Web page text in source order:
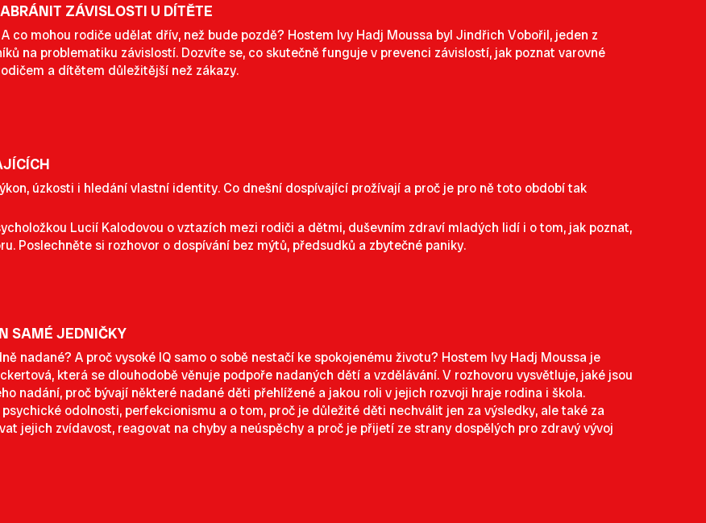
ZÁVISLOSTI U DÍTĚTE
co mohou rodiče udělat dřív, než bude pozdě? Hostem Ivy Hadj Moussa byl Jindřich Vobořil, jeden z
na problematiku závislostí. Dozvíte se, co skutečně funguje v prevenci závislostí, jak poznat varovné
a dítětem důležitější než zákazy.
úzkosti i hledání vlastní identity. Co dnešní dospívající prožívají a proč je pro ně toto období tak
Lucií Kalodovou o vztazích mezi rodiči a dětmi, duševním zdraví mladých lidí i o tom, jak poznat,
Poslechněte si rozhovor o dospívání bez mýtů, předsudků a zbytečné paniky.
SAMÉ JEDNIČKY
nadané? A proč vysoké IQ samo o sobě nestačí ke spokojenému životu? Hostem Ivy Hadj Moussa je
která se dlouhodobě věnuje podpoře nadaných dětí a vzdělávání. V rozhovoru vysvětluje, jaké jsou
nadání, proč bývají některé nadané děti přehlížené a jakou roli v jejich rozvoji hraje rodina i škola.
odolnosti, perfekcionismu a o tom, proč je důležité děti nechválit jen za výsledky, ale také za
jejich zvídavost, reagovat na chyby a neúspěchy a proč je přijetí ze strany dospělých pro zdravý vývoj